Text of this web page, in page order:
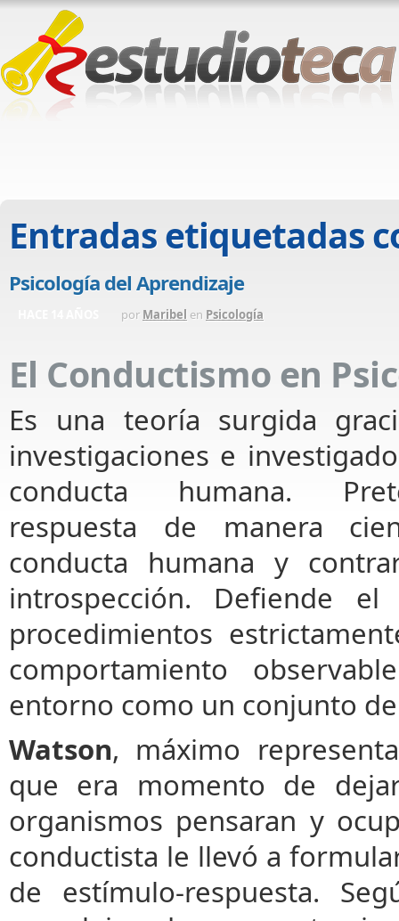
Entradas etiquetadas
Psicología del Aprendizaje
por Maribel en Psicología
El Conductismo en
Es una teoría surgida
investigaciones e
conducta humana.
respuesta de manera
conducta humana y
introspección. Defiende
procedimientos
comportamiento
entorno como un conjunto
Watson, máximo
que era momento de
organismos pensaran y
conductista le llevó a
de estímulo-respuesta.